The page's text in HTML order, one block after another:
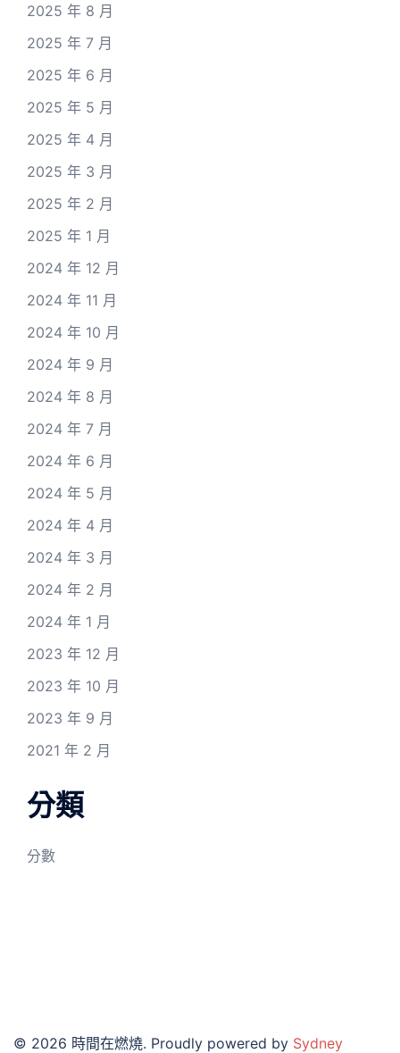
2025 年 8 月
2025 年 7 月
2025 年 6 月
2025 年 5 月
2025 年 4 月
2025 年 3 月
2025 年 2 月
2025 年 1 月
2024 年 12 月
2024 年 11 月
2024 年 10 月
2024 年 9 月
2024 年 8 月
2024 年 7 月
2024 年 6 月
2024 年 5 月
2024 年 4 月
2024 年 3 月
2024 年 2 月
2024 年 1 月
2023 年 12 月
2023 年 10 月
2023 年 9 月
2021 年 2 月
分類
分數
© 2026 時間在燃燒. Proudly powered by Sydney